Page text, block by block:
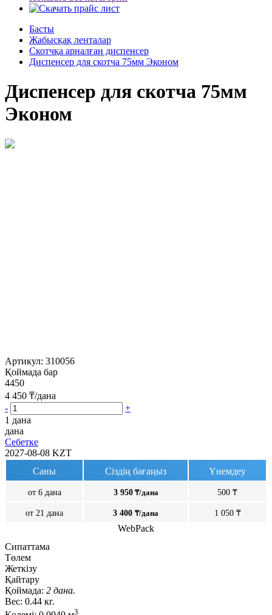
Басты
Жабысқақ ленталар
Скотчқа арналған диспенсер
Диспенсер для скотча 75мм Эконом
Диспенсер для скотча 75мм
Эконом
Артикул: 310056
Қоймада бар
4450
4 450 ₸/дана
-
+
1 дана
дана
Себетке
2027-08-08 KZT
Саны
Сіздің бағаңыз Үнемдеу
от 6 дана 3 950₸/дана 500 ₸
от 21 дана 3 400 ₸/дана 1 050 ₸
WebPack
Сипаттама
Төлем
Жеткізу
Қайтару
Қоймада: 2 дана.
Вес: 0.44 кг.
3